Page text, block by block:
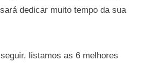
dedicar muito tempo da sua
listamos as 6 melhores